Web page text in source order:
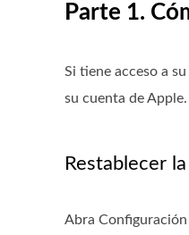
Parte 1.
Si tiene acceso a
su cuenta de Apple.
Restablecer
Abra